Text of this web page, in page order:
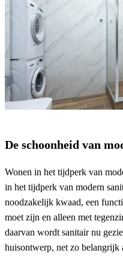
De schoonheid van
Wonen in het tijdperk van
in het tijdperk van modern
noodzakelijk kwaad, een
moet zijn en alleen met
daarvan wordt sanitair nu
huisontwerp, net zo belangrijk